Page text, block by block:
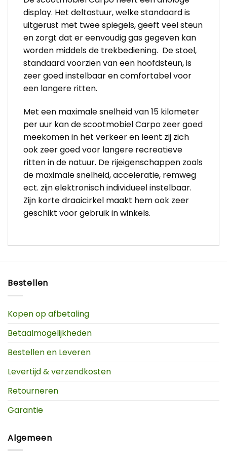
display. Het deltastuur, welke standaard is
uitgerust met twee spiegels, geeft veel steun
en zorgt dat er eenvoudig gas gegeven kan
worden middels de trekbediening. De stoel,
standaard voorzien van een hoofdsteun, is
zeer goed instelbaar en comfortabel voor
een langere ritten.
Met een maximale snelheid van 15 kilometer
per uur kan de scootmobiel Carpo zeer goed
meekomen in het verkeer en leent zij zich
ook zeer goed voor langere recreatieve
ritten in de natuur. De rijeigenschappen zoals
de maximale snelheid, acceleratie, remweg
ect. zijn elektronisch individueel instelbaar.
Zijn korte draaicirkel maakt hem ook zeer
geschikt voor gebruik in winkels.
Bestellen
Kopen op afbetaling
Betaalmogelijkheden
Bestellen en Leveren
Levertijd & verzendkosten
Retourneren
Garantie
Algemeen